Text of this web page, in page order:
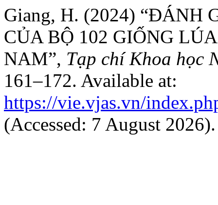
Giang, H. (2024) “ĐÁNH
CỦA BỘ 102 GIỐNG
NAM”, Tạp chí Khoa học
161–172. Available at:
https://vie.vjas.vn/
(Accessed: 7 August 2026).